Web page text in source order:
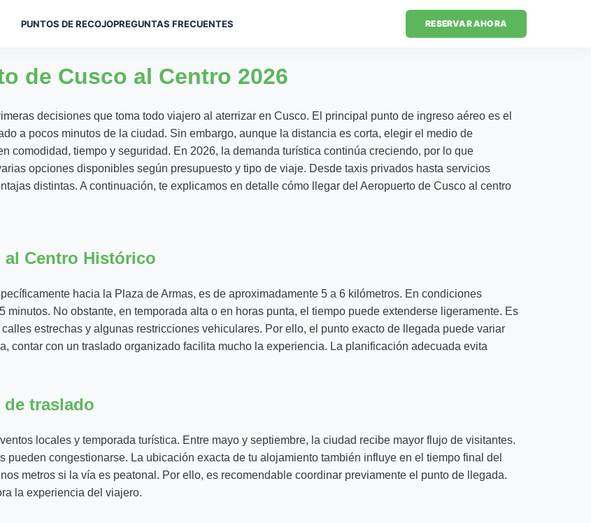
PUNTOS DE RECOJOPREGUNTAS FRECUENTES RESERVAR AHORA
de Cusco al Centro 2026
decisiones que toma todo viajero al aterrizar en Cusco. El principal punto de ingreso aéreo es el
a pocos minutos de la ciudad. Sin embargo, aunque la distancia es corta, elegir el medio de
comodidad, tiempo y seguridad. En 2026, la demanda turística continúa creciendo, por lo que
opciones disponibles según presupuesto y tipo de viaje. Desde taxis privados hasta servicios
distintas. A continuación, te explicamos en detalle cómo llegar del Aeropuerto de Cusco al centro
al Centro Histórico
hacia la Plaza de Armas, es de aproximadamente 5 a 6 kilómetros. En condiciones
minutos. No obstante, en temporada alta o en horas punta, el tiempo puede extenderse ligeramente. Es
estrechas y algunas restricciones vehiculares. Por ello, el punto exacto de llegada puede variar
contar con un traslado organizado facilita mucho la experiencia. La planificación adecuada evita
traslado
locales y temporada turística. Entre mayo y septiembre, la ciudad recibe mayor flujo de visitantes.
congestionarse. La ubicación exacta de tu alojamiento también influye en el tiempo final del
metros si la vía es peatonal. Por ello, es recomendable coordinar previamente el punto de llegada.
la experiencia del viajero.